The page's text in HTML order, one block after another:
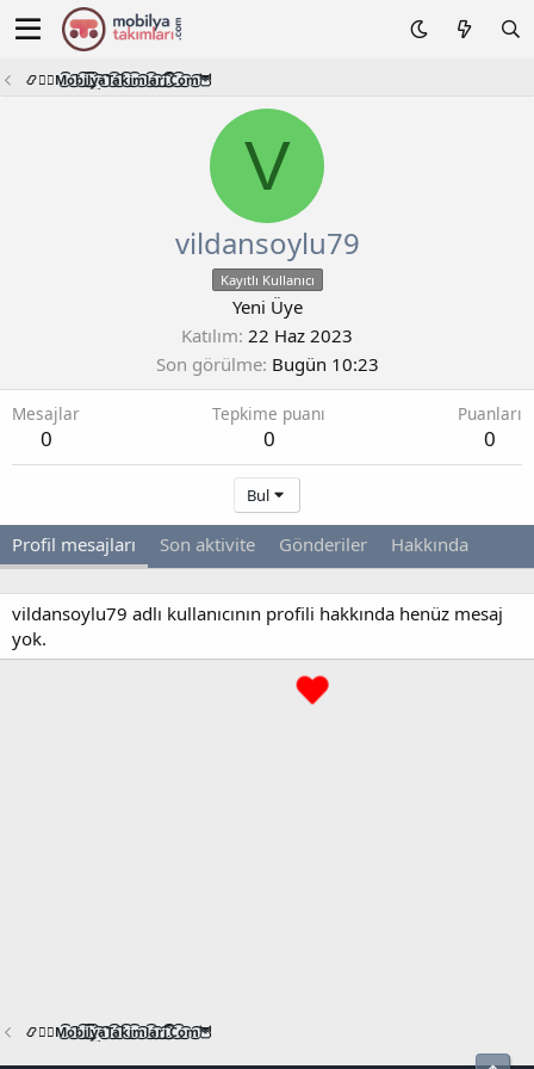
📿🧙‍♂️M͜͡o͜͡b͜͡i͜͡l͜͡y͜͡a͜͡T͜͡a͜͡k͜͡i͜͡m͜͡l͜͡a͜͡r͜͡i͜͡.͜͡C͜͡o͜͡m͜͡🦉
V
vildansoylu79
Kayıtlı Kullanıcı
Yeni Üye
Katılım 22 Haz 2023
Son görülme Bugün 10:23
Mesajlar
0
Tepkime puanı
0
Puanları
0
Bul
Profil mesajları Son aktivite Gönderiler Hakkında
vildansoylu79 adlı kullanıcının profili hakkında henüz mesaj
yok.
📿🧙‍♂️M͜͡o͜͡b͜͡i͜͡l͜͡y͜͡a͜͡T͜͡a͜͡k͜͡i͜͡m͜͡l͜͡a͜͡r͜͡i͜͡.͜͡C͜͡o͜͡m͜͡🦉